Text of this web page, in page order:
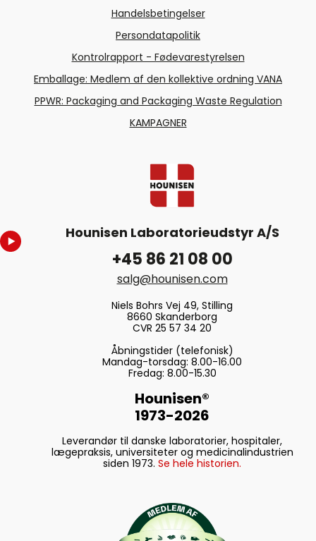
Handelsbetingelser
Persondatapolitik
Kontrolrapport - Fødevarestyrelsen
Emballage: Medlem af den kollektive ordning VANA
PPWR: Packaging and Packaging Waste Regulation
KAMPAGNER
Hounisen Laboratorieudstyr A/S
+45 86 21 08 00
salg@hounisen.com
Niels Bohrs Vej 49, Stilling
8660 Skanderborg
CVR 25 57 34 20
Åbningstider (telefonisk)
Mandag-torsdag: 8.00-16.00
Fredag: 8.00-15.30
Hounisen®
1973-2026
Leverandør til danske laboratorier, hospitaler,
lægepraksis, universiteter og medicinalindustrien
siden 1973. Se hele historien.